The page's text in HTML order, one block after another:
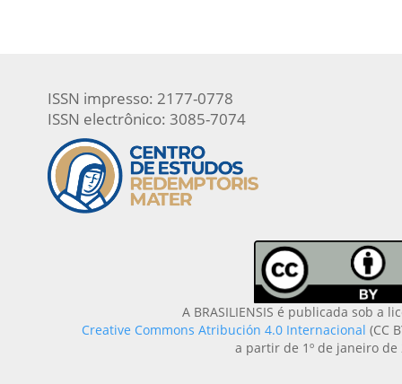
ISSN impresso: 2177-0778
ISSN electrônico: 3085-7074
A BRASILIENSIS é publicada sob a
Creative Commons Atribución 4.0 Internacional (CC
a partir de 1º de janeiro de